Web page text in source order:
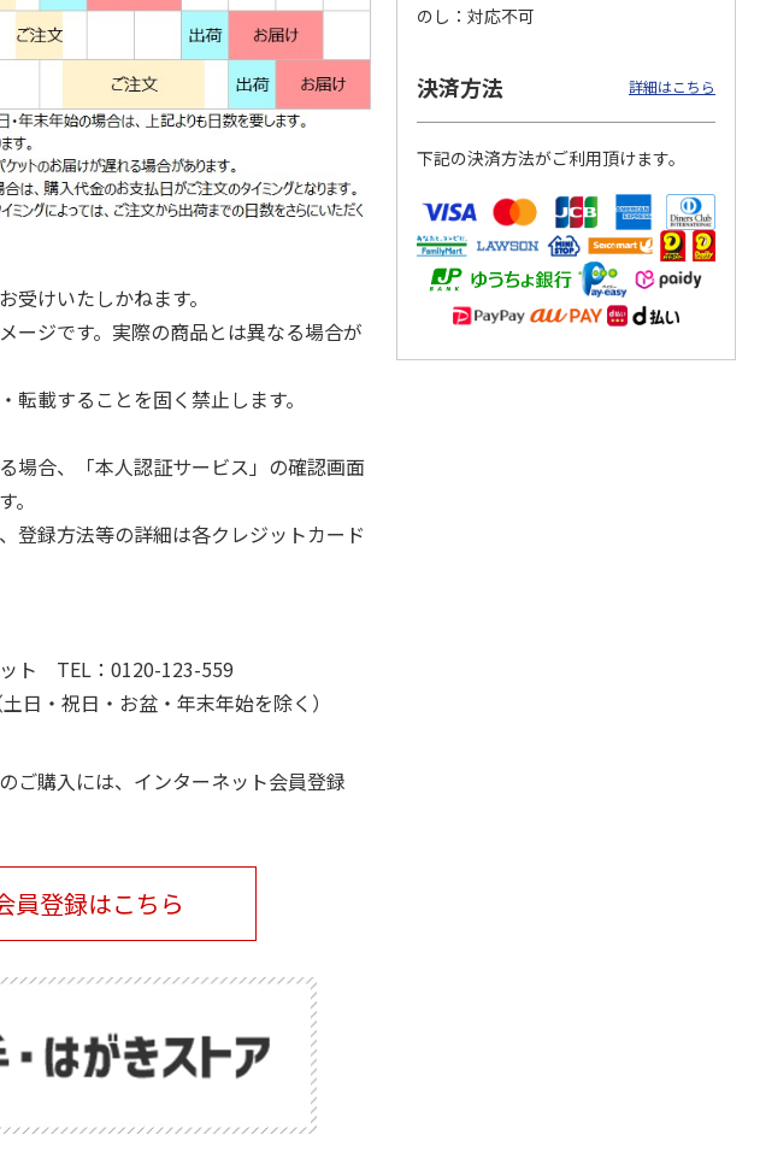
けいたしかねます。
ージです。実際の商品とは異なる場合が
載することを固く禁止します。
場合、「本人認証サービス」の確認画面
登録方法等の詳細は各クレジットカード
ト TEL：0120-123-559
日・祝日・お盆・年末年始を除く）
ご購入には、インターネット会員登録
員登録はこちら
のし
対応不可
決済方法 詳細はこちら
下記の決済方法がご利用頂けます。